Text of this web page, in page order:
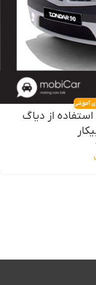
آموزشی
قفل مرکز ال ۹۰ با استفاده از دیاگ